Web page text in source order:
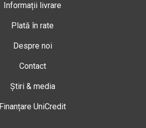
Informații livrare
Plată în rate
Despre noi
Contact
Știri & media
Finanțare UniCredit